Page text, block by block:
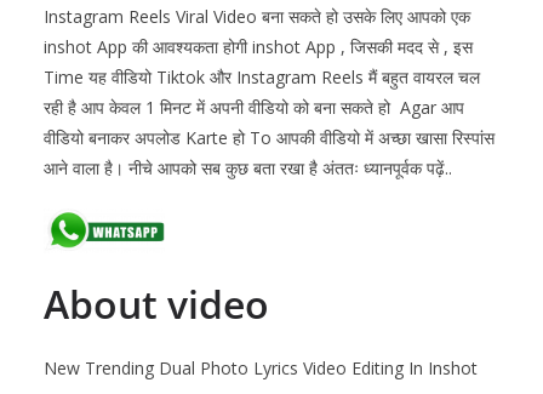
Instagram Reels Viral Video बना सकते हो उसके लिए आपको एक
inshot App की आवश्यकता होगी inshot App , जिसकी मदद से , इस
Time यह वीडियो Tiktok और Instagram Reels मैं बहुत वायरल चल
रही है आप केवल 1 मिनट में अपनी वीडियो को बना सकते हो Agar आप
वीडियो बनाकर अपलोड Karte हो To आपकी वीडियो में अच्छा खासा रिस्पांस
आने वाला है। नीचे आपको सब कुछ बता रखा है अंततः ध्यानपूर्वक पढ़ें..
About video
New Trending Dual Photo Lyrics Video Editing In Inshot